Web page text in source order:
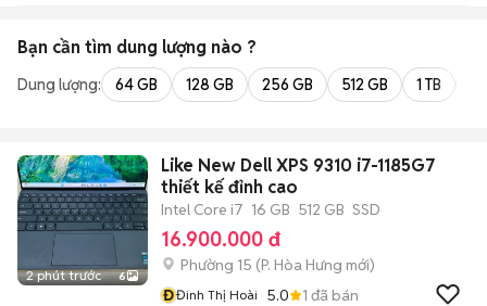
Bạn cần tìm dung lượng nào ?
Dung lượng: 64 GB 128 GB 256 GB 512 GB 1 TB
2 phút trước 6
Like New Dell XPS 9310 i7-1185G7
thiết kế đỉnh cao
Intel Core i7 16 GB 512 GB SSD
16.900.000 đ
Phường 15 (P. Hòa Hưng mới)
ĐĐinh Thị Hoài 5.0 1 đã bán